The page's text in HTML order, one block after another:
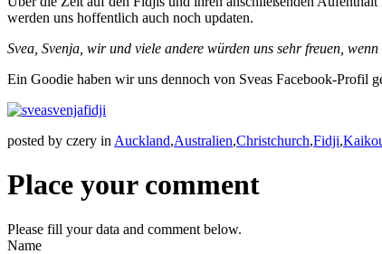
werden uns hoffentlich auch noch updaten.
Svea, Svenja, wir und viele andere würden uns sehr freuen,
Ein Goodie haben wir uns dennoch von Sveas Facebook-Profil
posted by czery in Auckland,Australien,Christchurch,Fidji,
Place your comment
Please fill your data and comment below.
Name